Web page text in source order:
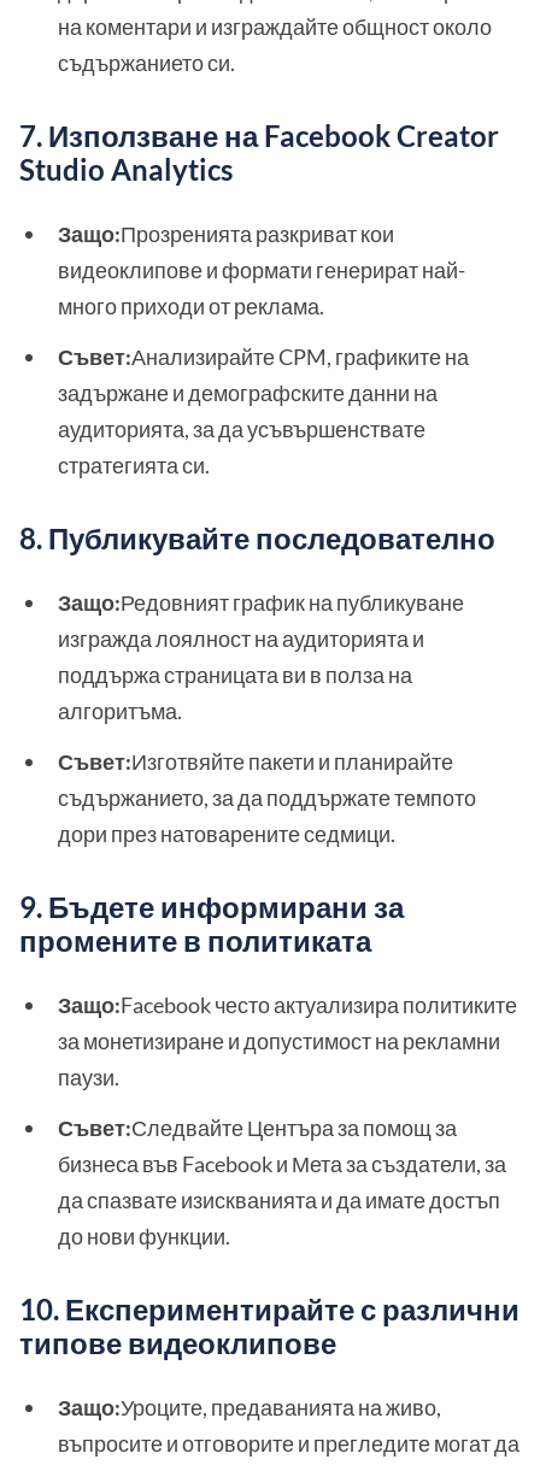
на коментари и изграждайте общност около
съдържанието си.
7. Използване на Facebook Creator
Studio Analytics
Защо:Прозренията разкриват кои
видеоклипове и формати генерират най-
много приходи от реклама.
Съвет:Анализирайте CPM, графиките на
задържане и демографските данни на
аудиторията, за да усъвършенствате
стратегията си.
8. Публикувайте последователно
Защо:Редовният график на публикуване
изгражда лоялност на аудиторията и
поддържа страницата ви в полза на
алгоритъма.
Съвет:Изготвяйте пакети и планирайте
съдържанието, за да поддържате темпото
дори през натоварените седмици.
9. Бъдете информирани за
промените в политиката
Защо:Facebook често актуализира политиките
за монетизиране и допустимост на рекламни
паузи.
Съвет:Следвайте Центъра за помощ за
бизнеса във Facebook и Мета за създатели, за
да спазвате изискванията и да имате достъп
до нови функции.
10. Експериментирайте с различни
типове видеоклипове
Защо:Уроците, предаванията на живо,
въпросите и отговорите и прегледите могат да